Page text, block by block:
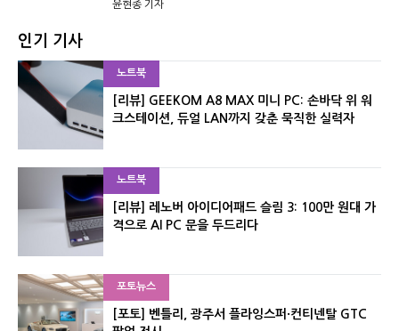
윤현종 기자
인기 기사
노트북
[리뷰] GEEKOM A8 MAX 미니 PC: 손바닥 위 워
크스테이션, 듀얼 LAN까지 갖춘 묵직한 실력자
노트북
[리뷰] 레노버 아이디어패드 슬림 3: 100만 원대 가
격으로 AI PC 문을 두드리다
포토뉴스
[포토] 벤틀리, 광주서 플라잉스퍼·컨티넨탈 GTC